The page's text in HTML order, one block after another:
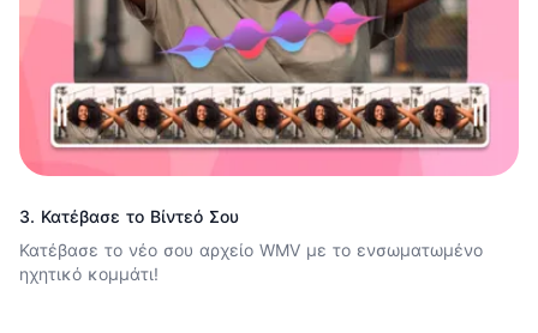
3. Κατέβασε το Βίντεό Σου
Κατέβασε το νέο σου αρχείο WMV με το ενσωματωμένο
ηχητικό κομμάτι!